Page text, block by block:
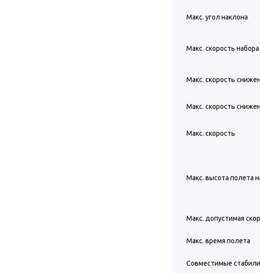
Макс. угол наклона
Макс. скорость
Макс. скорость
Макс. скорость
Макс. скорость
Макс. высота полета
Макс. допустимая
Макс. время полета
Совместимые